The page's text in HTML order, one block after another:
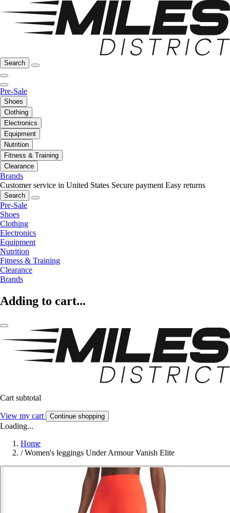
Search
Pre-Sale
Shoes
Clothing
Electronics
Equipment
Nutrition
Fitness & Training
Clearance
Brands
Customer service in United States Secure payment Easy returns
Search
Pre-Sale
Shoes
Clothing
Electronics
Equipment
Nutrition
Fitness & Training
Clearance
Brands
Adding to cart...
Cart subtotal
View my cart Continue shopping
Loading...
Home
/ Women's leggings Under Armour Vanish Elite